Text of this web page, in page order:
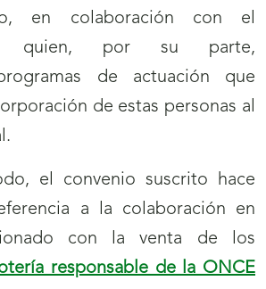
en colaboración con el
quien, por su parte,
de actuación que
de estas personas al
el convenio suscrito hace
a la colaboración en
con la venta de los
responsable de la ONCE